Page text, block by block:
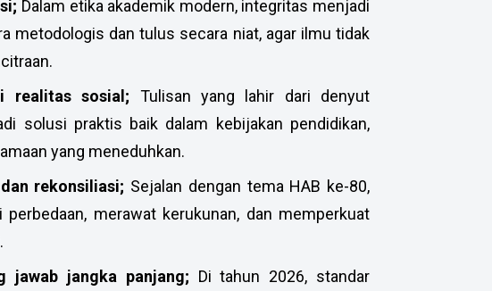
Dalam etika akademik modern, integritas menjadi
metodologis dan tulus secara niat, agar ilmu tidak
realitas sosial; Tulisan yang lahir dari denyut
solusi praktis baik dalam kebijakan pendidikan,
yang meneduhkan.
rekonsiliasi; Sejalan dengan tema HAB ke-80,
merawat kerukunan, dan memperkuat
jawab jangka panjang; Di tahun 2026, standar